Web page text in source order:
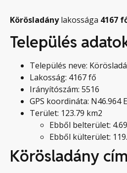
Körösladánylakossága 4167
Település
Település neve:
Lakosság: 4167 fő
Irányítószám: 5516
GPS koordináta: N46.964
Terület: 123.79 km2
Ebből belterület:
Ebből külterület:
Körösladány